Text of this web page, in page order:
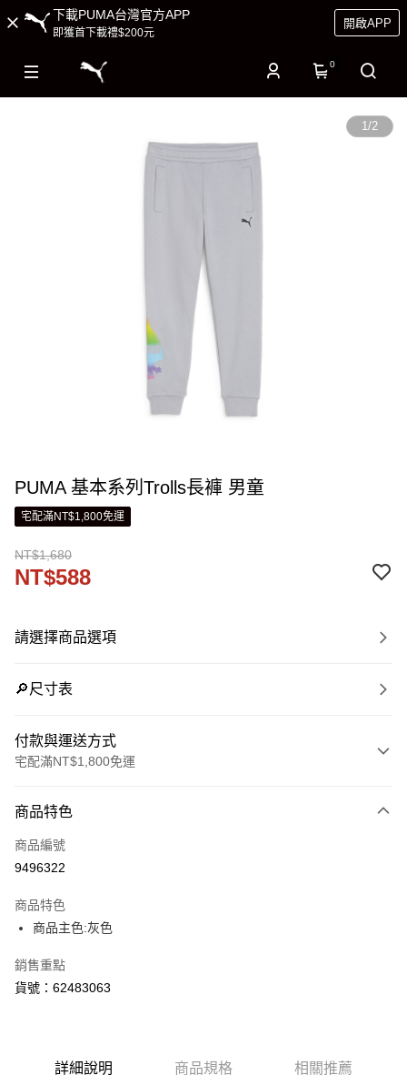
下載PUMA台灣官方APP
即獲首下載禮$200元
開啟APP
0
1/2
PUMA 基本系列Trolls長褲 男童
宅配滿NT$1,800免運
NT$1,680
NT$588
請選擇商品選項
🔎尺寸表
付款與運送方式
宅配滿NT$1,800免運
信用卡一次付款
LINE Pay
街口支付
悠遊付
Google Pay
宅配(離島恕不配送)
商品特色
商品編號
9496322
商品特色
商品主色:灰色
銷售重點
貨號：62483063
詳細說明 商品規格 相關推薦